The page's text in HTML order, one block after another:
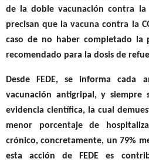
de la doble vacunación contra la
precisan que la vacuna contra la
caso de no haber completado
recomendado para la dosis de
Desde FEDE, se informa cada
vacunación antigripal, y siempre
evidencia científica, la cual
menor porcentaje de
crónico, concretamente, un 79%
esta acción de FEDE es